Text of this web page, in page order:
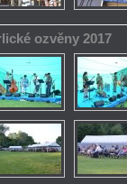
ozvěny 2017